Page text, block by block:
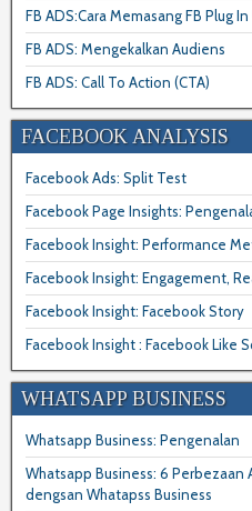
FB ADS:Cara Memasang FB Plug
FB ADS: Mengekalkan Audiens
FB ADS: Call To Action (CTA)
FACEBOOK ANALYSIS
Facebook Ads: Split Test
Facebook Page Insights:
Facebook Insight: Performance
Facebook Insight: Engagement,
Facebook Insight: Facebook Story
Facebook Insight : Facebook Like
WHATSAPP BUSINESS
Whatsapp Business: Pengenalan
Whatsapp Business: 6 Perbezaan
dengsan Whatapss Business